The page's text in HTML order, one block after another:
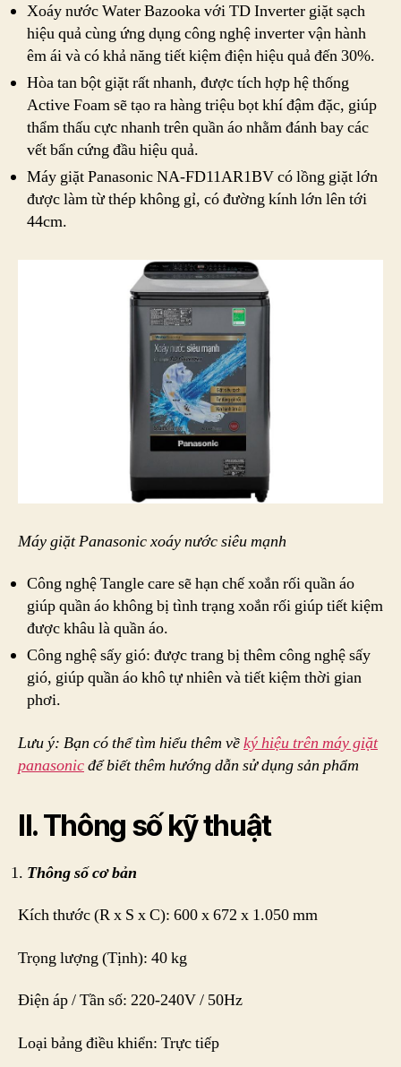
Xoáy nước Water Bazooka với TD Inverter giặt sạch
hiệu quả cùng ứng dụng công nghệ inverter vận hành
êm ái và có khả năng tiết kiệm điện hiệu quả đến 30%.
Hòa tan bột giặt rất nhanh, được tích hợp hệ thống
Active Foam sẽ tạo ra hàng triệu bọt khí đậm đặc, giúp
thẩm thấu cực nhanh trên quần áo nhằm đánh bay các
vết bẩn cứng đầu hiệu quả.
Máy giặt Panasonic NA-FD11AR1BV có lồng giặt lớn
được làm từ thép không gỉ, có đường kính lớn lên tới
44cm.
Máy giặt Panasonic xoáy nước siêu mạnh
Công nghệ Tangle care sẽ hạn chế xoắn rối quần áo
giúp quần áo không bị tình trạng xoắn rối giúp tiết kiệm
được khâu là quần áo.
Công nghệ sấy gió: được trang bị thêm công nghệ sấy
gió, giúp quần áo khô tự nhiên và tiết kiệm thời gian
phơi.
Lưu ý: Bạn có thể tìm hiểu thêm vềký hiệu trên máy giặt
panasonicđể biết thêm hướng dẫn sử dụng sản phẩm
II. Thông số kỹ thuật
Thông số cơ bản
Kích thước (R x S x C): 600 x 672 x 1.050 mm
Trọng lượng (Tịnh): 40 kg
Điện áp / Tần số: 220-240V / 50Hz
Loại bảng điều khiển: Trực tiếp